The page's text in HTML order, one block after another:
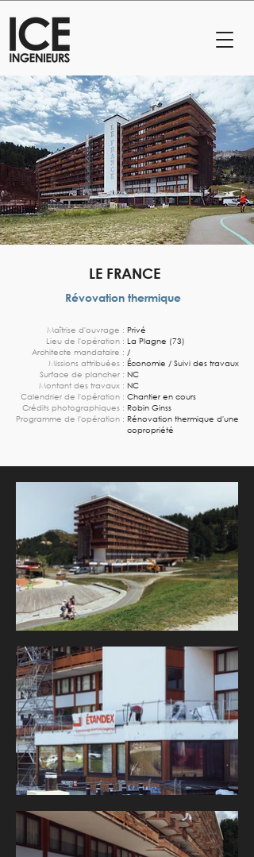
LE FRANCE
Révovation thermique
Maîtrise d'ouvrage :
Lieu de l'opération :
Architecte mandataire :
Missions attribuées :
Surface de plancher :
Montant des travaux :
Calendrier de l'opération :
Crédits photographiques :
Programme de l'opération :
Privé
La Plagne (73)
/
Économie / Suivi des travaux
NC
NC
Chantier en cours
Robin Ginss
Rénovation thermique d'une
copropriété